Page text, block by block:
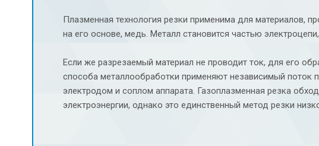
Плазменная технология резки применима для материалов,
на его основе, медь. Металл становится частью
Если же разрезаемый материал не проводит ток, для его
способа металлообработки применяют независимый
электродом и соплом аппарата. Газоплазменная резка
электроэнергии, однако это единственный метод резки